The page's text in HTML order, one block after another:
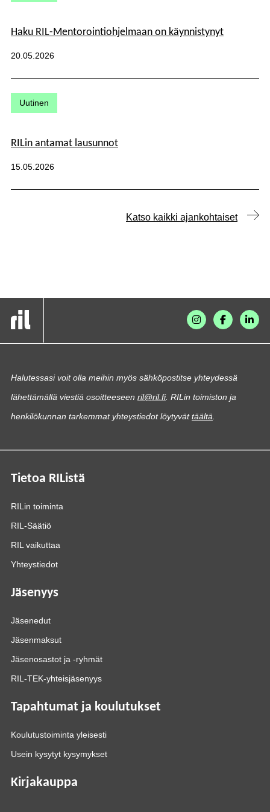
Haku RIL-Mentorointiohjelmaan on käynnistynyt
Julkaistu:
20.05.2026
Kategoriat:
Uutinen
RILin antamat lausunnot
Julkaistu:
15.05.2026
Katso kaikki ajankohtaiset
Halutessasi voit olla meihin myös sähköpostitse yhteydessä
lähettämällä viestiä osoitteeseen ril@ril.fi. RILin toimiston ja
henkilökunnan tarkemmat yhteystiedot löytyvättäältä
Tietoa RIListä
RILin toiminta
RIL-Säätiö
RIL vaikuttaa
Yhteystiedot
Jäsenyys
Jäsenedut
Jäsenmaksut
Jäsenosastot ja -ryhmät
RIL-TEK-yhteisjäsenyys
Tapahtumat ja koulutukset
Koulutustoiminta yleisesti
Usein kysytyt kysymykset
Kirjakauppa